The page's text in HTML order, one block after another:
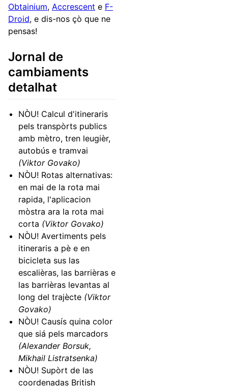
Obtainium, Accrescent e F-
Droid, e dis-nos çò que ne
pensas!
Jornal de
cambiaments
detalhat
NÒU! Calcul d'itineraris
pels transpòrts publics
amb mètro, tren leugièr,
autobús e tramvai
(Viktor Govako)
NÒU! Rotas alternativas:
en mai de la rota mai
rapida, l'aplicacion
mòstra ara la rota mai
corta (Viktor Govako)
NÒU! Avertiments pels
itineraris a pè e en
bicicleta sus las
escalièras, las barrièras e
las barrièras levantas al
long del trajècte (Viktor
Govako)
NÒU! Causís quina color
que siá pels marcadors
(Alexander Borsuk,
Mikhail Listratsenka)
NÒU! Supòrt de las
coordenadas British